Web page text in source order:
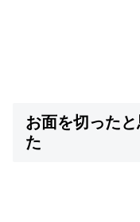
お面を切った
た